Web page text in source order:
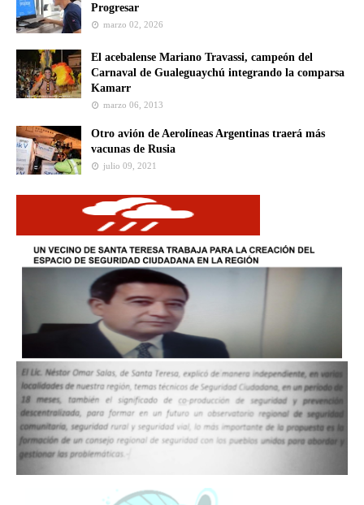
Progresar
marzo 02, 2026
El acebalense Mariano Travassi, campeón del
Carnaval de Gualeguaychú integrando la comparsa
Kamarr
marzo 06, 2013
Otro avión de Aerolíneas Argentinas traerá más
vacunas de Rusia
julio 09, 2021